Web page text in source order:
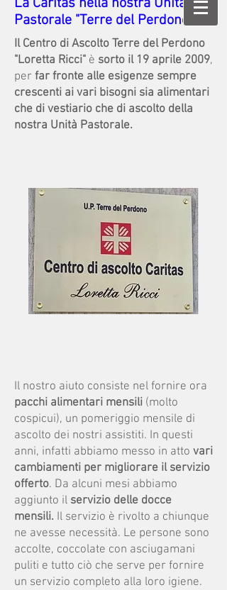
La Caritas nella nostra Unità
Pastorale "Terre del Perdono"
Il Centro di Ascolto Terre del Perdono
"Loretta Ricci" è sorto il 19 aprile 2009,
per far fronte alle esigenze sempre
crescenti ai vari bisogni sia alimentari
che di vestiario che di ascolto della
nostra Unità Pastorale.
Il nostro aiuto consiste nel fornire ora
pacchi alimentari mensili (molto
cospicui), un pomeriggio mensile di
ascolto dei nostri assistiti. In questi
anni, infatti abbiamo messo in atto vari
cambiamenti per migliorare il servizio
offerto. Da alcuni mesi abbiamo
aggiunto il servizio delle docce
mensili. Il servizio è rivolto a chiunque
ne avesse necessità. Le persone sono
accolte, coccolate con asciugamani
puliti e tutto ciò che serve per fornire
un servizio completo alla loro igiene.